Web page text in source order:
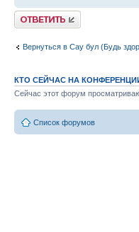
Ответить
Вернуться в Сау бул (Будь
КТО СЕЙЧАС НА
Сейчас этот форум
Список форумов